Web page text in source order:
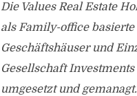
Die Values Real Estate
als Family-office
Geschäftshäuser und
Gesellschaft
umgesetzt und